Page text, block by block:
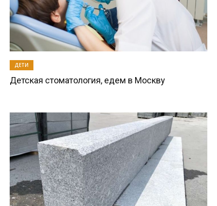
ДЕТИ
Детская стоматология, едем в Москву